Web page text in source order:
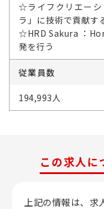
☆ライフクリエーシ
ラ」に技術で貢献
☆HRD Sakura ：
発を行う
従業員数
194,993人
この求人に
上記の情報は、求